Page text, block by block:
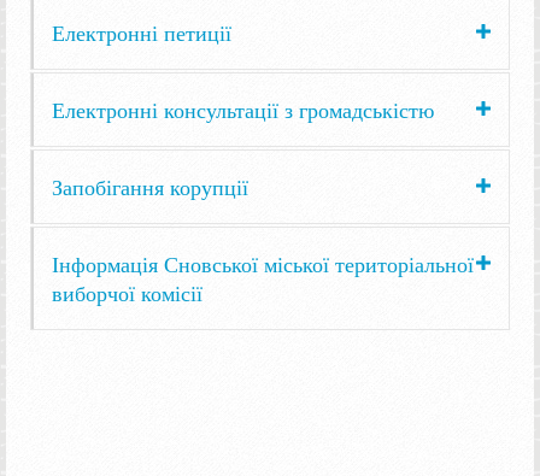
Електронні петиції
Електронні консультації з громадськістю
Запобігання корупції
Інформація Сновської міської територіальної
виборчої комісії